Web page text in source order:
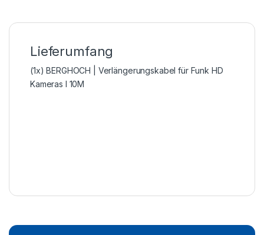
Lieferumfang
(1x) BERGHOCH | Verlängerungskabel für Funk HD
Kameras I 10M